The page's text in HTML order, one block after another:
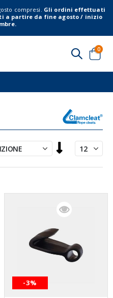
compresi. Gli ordini effettuati
a partire da fine agosto / inizio
Cart
0
la
direzione
-3%